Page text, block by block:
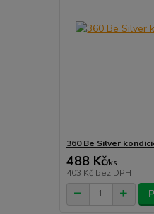
360 Be Silver
488 Kč/ks
403 Kč bez DPH